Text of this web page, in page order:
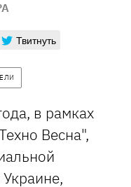
Твитнуть
в рамках
Весна",